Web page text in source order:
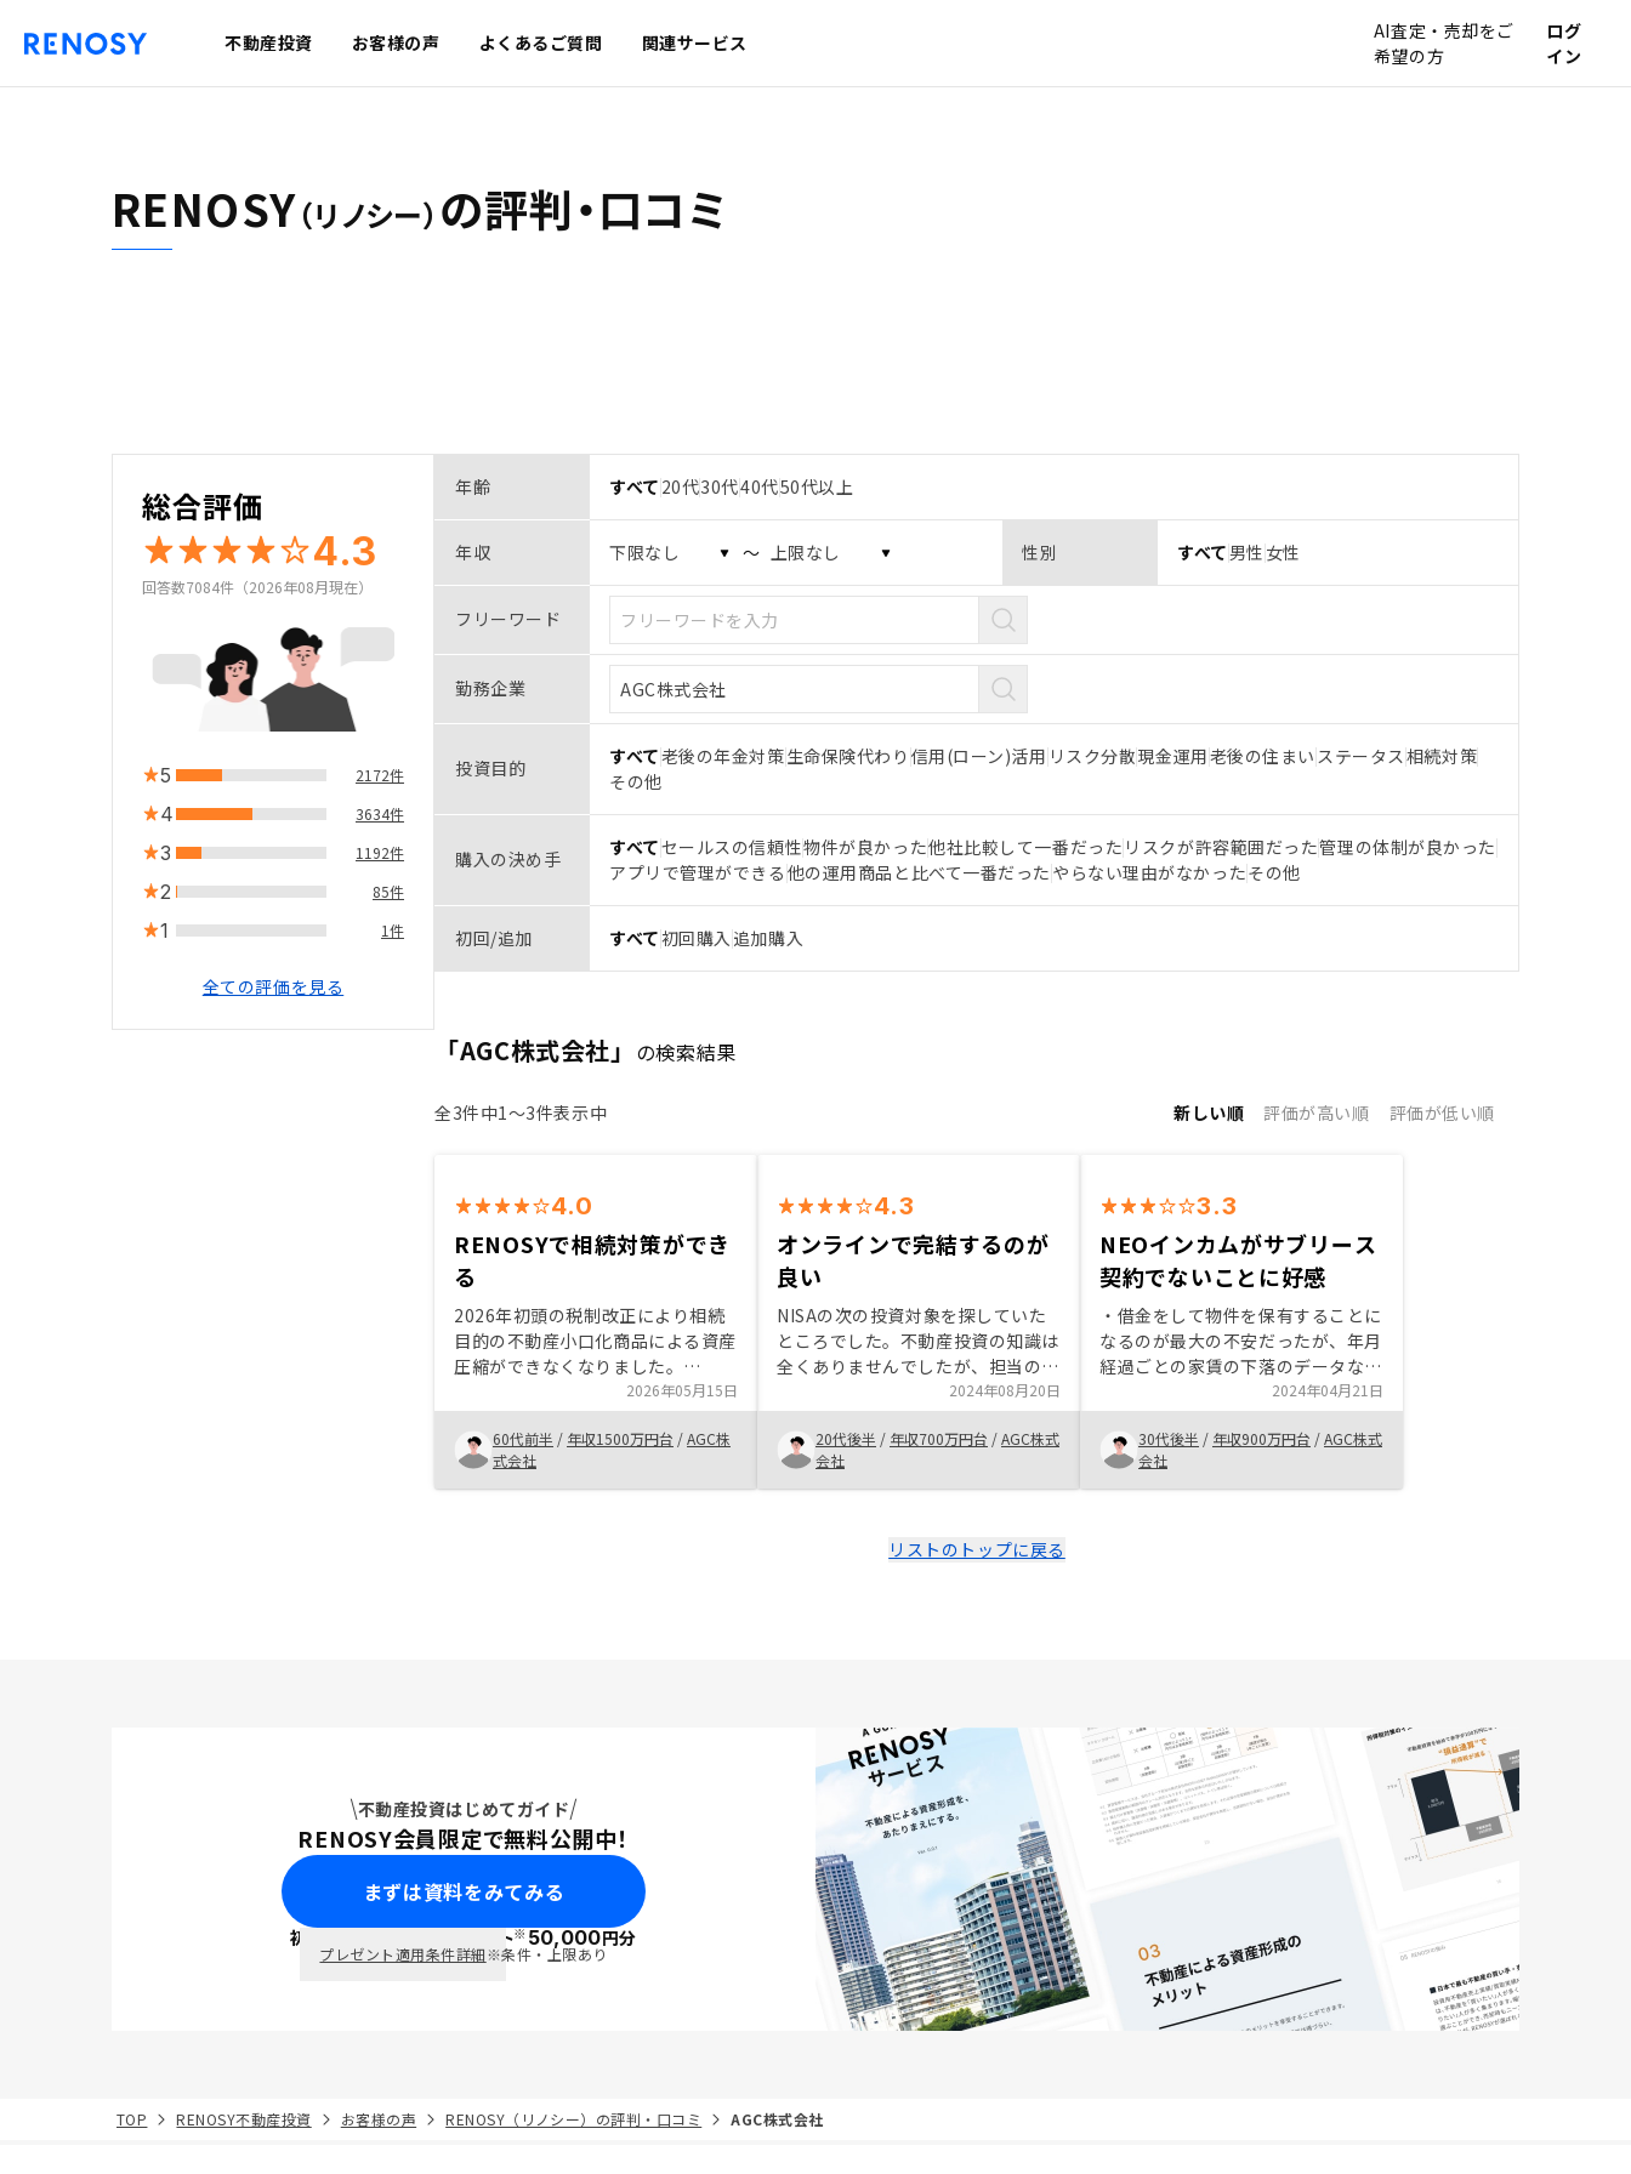
不動産投資 お客様の声 よくあるご質問 関連サービス
AI査定・売却をご
希望の方
ログ
イン
RENOSY（リノシー） の評判・口コミ
総合評価
4.3
回答数7084件（2026年08月現在）
5 2172件
4 3634件
3 1192件
2 85件
1 1件
全ての評価を見る
年齢 すべて 20代30代40代50代以上
年収 〜 性別 すべて 男性 女性
フリーワード
勤務企業
投資目的 すべて老後の年金対策生命保険代わり 信用(ローン)活用 リスク分散現金運用老後の住まい ステータス相続対策
その他
購入の決め手 すべてセールスの信頼性物件が良かった他社比較して一番だった リスクが許容範囲だった管理の体制が良かった
アプリで管理ができる 他の運用商品と比べて一番だった やらない理由がなかったその他
初回/追加 すべて初回購入 追加購入
「AGC株式会社」 の検索結果
全3件中1〜3件表示中 新しい順 評価が高い順 評価が低い順
4.0
RENOSYで相続対策ができ
る
2026年初頭の税制改正により相続
目的の不動産小口化商品による資産
圧縮ができなくなりました。
RENOSYの不動産投資は資産圧縮が
可能で、さらに家賃収入が得られる
ため、購入を決めました。株等の変
動の大きい金融資産との組み合わせ
に良いと思っています。
2026年05月15日
60代前半 / 年収1500万円台 /AGC株
式会社
4.3
オンラインで完結するのが
良い
NISAの次の投資対象を探していた
ところでした。不動産投資の知識は
全くありませんでしたが、担当の方
が基礎的なことから説明してくださ
いました。手続きがオンラインで完
結することと、アプリで管理出来る
ことなども後押しして始めました。
3件買ったということもあり、契約
した。色々な事情があるとは思いま
2024年08月20日
20代後半 / 年収700万円台 /AGC株式
会社
3.3
NEOインカムがサブリース
契約でないことに好感
・借金をして物件を保有することに
なるのが最大の不安だったが、年月
経過ごとの家賃の下落のデータなど
を丁寧に説明いただいた。 ・株式
が高騰し、買い増しが難しい状況
で、放っておく形で運用ができる点
に魅力を感じた。
2024年04月21日
30代後半 / 年収900万円台 /AGC株式
会社
リストのトップに戻る
不動産投資はじめてガイド
RENOSY会員限定で無料公開中！
まずは資料をみてみる
初回面談で ポイント※50,000円分
プレゼント適用条件詳細※条件・上限あり
TOP RENOSY不動産投資 お客様の声 RENOSY（リノシー）の評判・口コミ AGC株式会社